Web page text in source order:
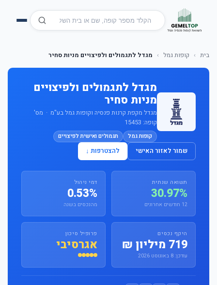
בית › קופות גמל › מגדל לתגמולים ולפיצויים מניות סחיר
מגדל לתגמולים ולפיצויים
מניות סחיר
מגדל מקפת קרנות פנסיה וקופות גמל בע"מ · מס'
קופה: 15453
קופות גמל תגמולים ואישית לפיצויים
שמור לאזור האישי להצטרפות ↓
תשואה שנתית
30.97%
12 חודשים אחרונים
דמי ניהול
0.53%
מהנכסים בשנה
היקף נכסים
719 מיליון ₪
עודכן: 8 באוגוסט 2026
פרופיל סיכון
אגרסיבי